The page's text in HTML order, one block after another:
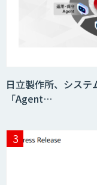
日立製作所、シス
「Agent…